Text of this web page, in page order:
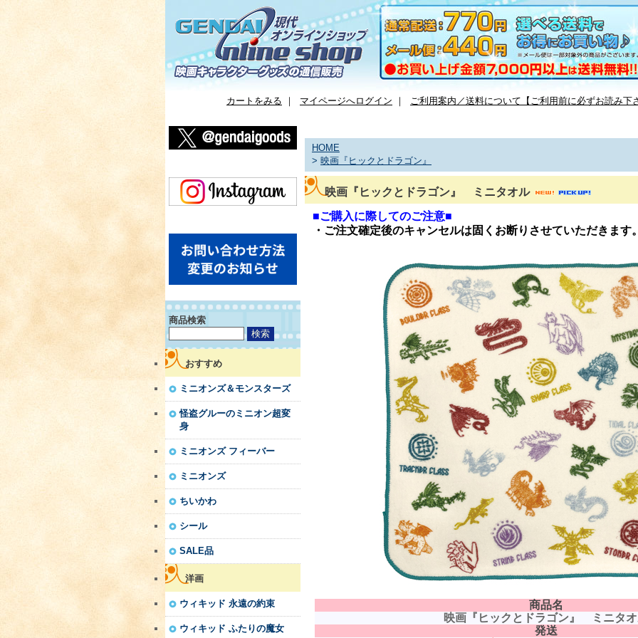
カートをみる ｜ マイページへログイン ｜ ご利用案内／送料について【ご利用前に必ずお読み下
商品検索
おすすめ
ミニオンズ＆モンスターズ
怪盗グルーのミニオン超変
身
ミニオンズ フィーバー
ミニオンズ
ちいかわ
シール
SALE品
洋画
ウィキッド 永遠の約束
ウィキッド ふたりの魔女
HOME
> 映画『ヒックとドラゴン』
映画『ヒックとドラゴン』 ミニタオル
■ご購入に際してのご注意■
・ご注文確定後のキャンセルは固くお断りさせていただきます
商品名
映画『ヒックとドラゴン』 ミニタ
発送